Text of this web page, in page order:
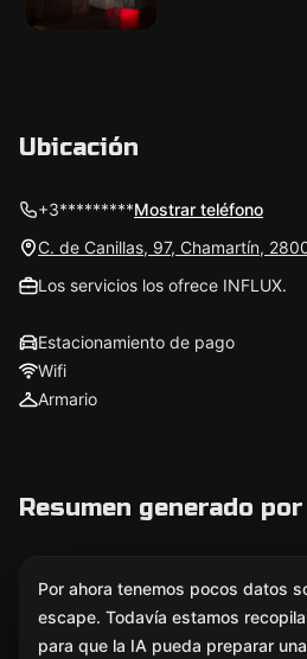
Ubicación
+3*********Mostrar teléfono
C. de Canillas, 97, Chamartín,
Los servicios los ofrece INFLUX.
Estacionamiento de pago
Wifi
Armario
Resumen generado
Por ahora tenemos pocos datos
escape. Todavía estamos
para que la IA pueda preparar